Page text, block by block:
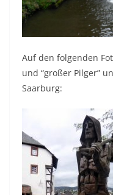
Auf den folgenden
und “großer Pilger”
Saarburg: